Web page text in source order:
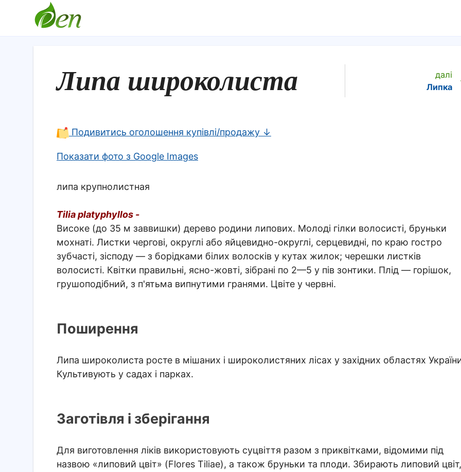
Липа широколиста
далі
Липка
Подивитись оголошення купівлі/продажу ↓
Показати фото з Google Images
липа крупнолистная
Tilia platyphyllos -
Високе (до 35 м заввишки) дерево родини липових. Молоді гілки волосисті, бруньки
мохнаті. Листки чергові, округлі або яйцевидно-округлі, серцевидні, по краю гостро
зубчасті, зісподу — з борідками білих волосків у кутах жилок; черешки листків
волосисті. Квітки правильні, ясно-жовті, зібрані по 2—5 у пів зонтики. Плід — горішок,
грушоподібний, з п'ятьма випнутими гранями. Цвіте у червні.
Поширення
Липа широколиста росте в мішаних і широколистяних лісах у західних областях
Культивують у садах і парках.
Заготівля і зберігання
Для виготовлення ліків використовують суцвіття разом з приквітками, відомими під
назвою «липовий цвіт» (Flores Tiliae), а також бруньки та плоди. Збирають липовий цвіт,